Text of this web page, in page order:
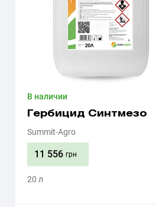
В наличии
Гербицид Синтмезо
Summit-Agro
11 556 грн
20 л